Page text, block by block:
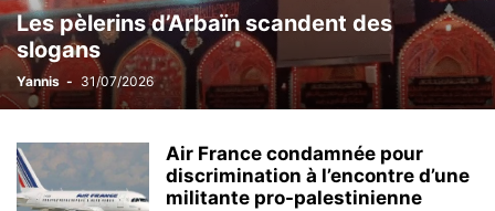
Les pèlerins d’Arbaïn scandent des
slogans
Yannis - 31/07/2026
Air France condamnée pour
discrimination à l’encontre d’une
militante pro-palestinienne